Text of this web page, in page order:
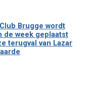
Brugge wordt
de week geplaatst
terugval van Lazar